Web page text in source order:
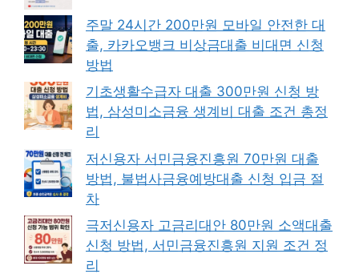
주말 24시간 200만원 모바일 안전한 대
출, 카카오뱅크 비상금대출 비대면 신청
방법
기초생활수급자 대출 300만원 신청 방
법, 삼성미소금융 생계비 대출 조건 총정
리
저신용자 서민금융진흥원 70만원 대출
방법, 불법사금융예방대출 신청 입금 절
차
극저신용자 고금리대안 80만원 소액대출
신청 방법, 서민금융진흥원 지원 조건 정
리